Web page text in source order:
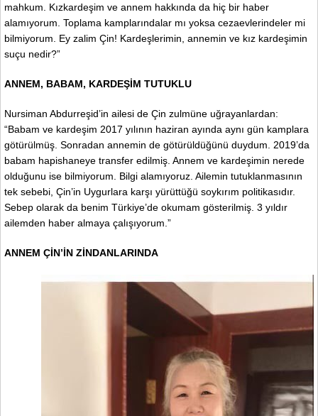
mahkum. Kızkardeşim ve annem hakkında da hiç bir haber
alamıyorum. Toplama kamplarındalar mı yoksa cezaevlerindeler mi
bilmiyorum. Ey zalim Çin! Kardeşlerimin, annemin ve kız kardeşimin
suçu nedir?”
ANNEM, BABAM, KARDEŞİM TUTUKLU
Nursiman Abdurreşid’in ailesi de Çin zulmüne uğrayanlardan:
“Babam ve kardeşim 2017 yılının haziran ayında aynı gün kamplara
götürülmüş. Sonradan annemin de götürüldüğünü duydum. 2019’da
babam hapishaneye transfer edilmiş. Annem ve kardeşimin nerede
olduğunu ise bilmiyorum. Bilgi alamıyoruz. Ailemin tutuklanmasının
tek sebebi, Çin’in Uygurlara karşı yürüttüğü soykırım politikasıdır.
Sebep olarak da benim Türkiye’de okumam gösterilmiş. 3 yıldır
ailemden haber almaya çalışıyorum.”
ANNEM ÇİN’İN ZİNDANLARINDA